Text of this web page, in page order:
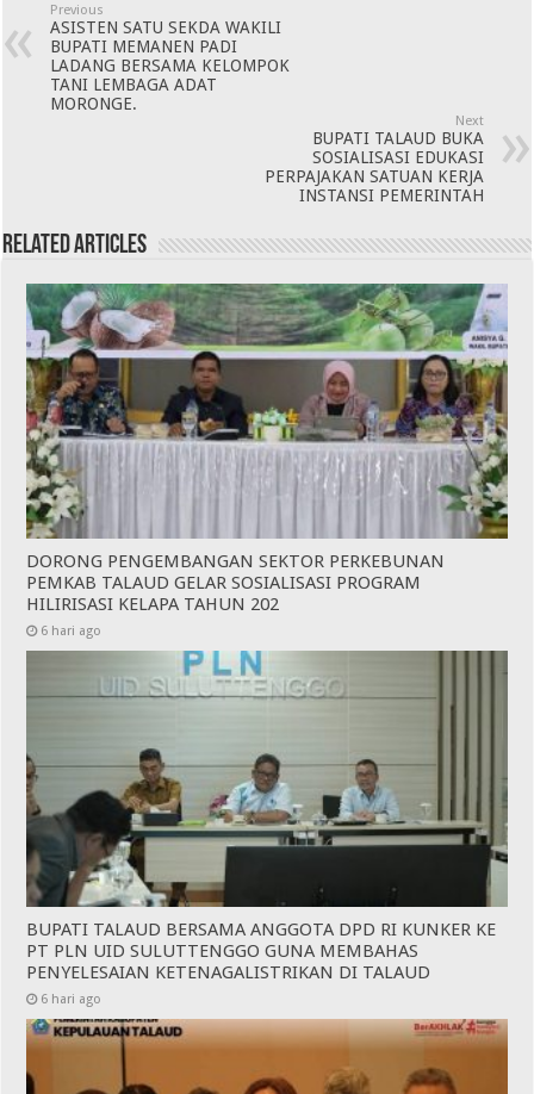
Previous
ASISTEN SATU SEKDA WAKILI
BUPATI MEMANEN PADI
LADANG BERSAMA KELOMPOK
TANI LEMBAGA ADAT
MORONGE.
Next
BUPATI TALAUD BUKA
SOSIALISASI EDUKASI
PERPAJAKAN SATUAN KERJA
INSTANSI PEMERINTAH
Related Articles
DORONG PENGEMBANGAN SEKTOR PERKEBUNAN
PEMKAB TALAUD GELAR SOSIALISASI PROGRAM
HILIRISASI KELAPA TAHUN 202
6 hari ago
BUPATI TALAUD BERSAMA ANGGOTA DPD RI KUNKER KE
PT PLN UID SULUTTENGGO GUNA MEMBAHAS
PENYELESAIAN KETENAGALISTRIKAN DI TALAUD
6 hari ago